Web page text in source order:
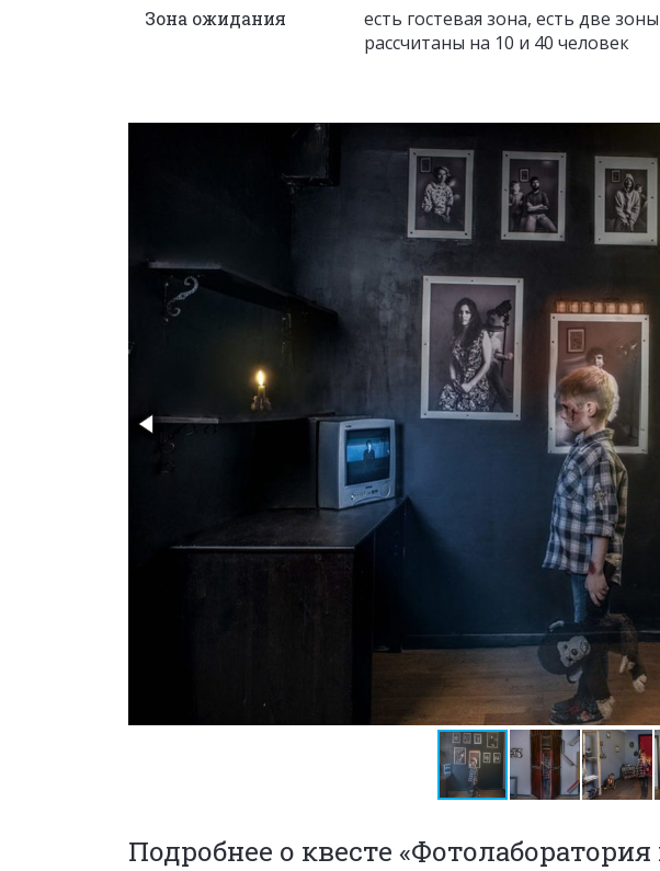
Зона ожидания
есть гостевая зона, есть две
рассчитаны на 10 и 40 человек
Подробнее о квесте «Фотолаборатория